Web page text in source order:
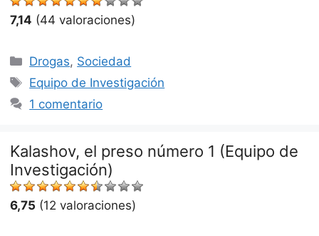
7,14 (44 valoraciones)
Categorías
Drogas, Sociedad
Etiquetas
Equipo de Investigación
1 comentario
Kalashov, el preso número 1 (Equipo de
Investigación)
6,75 (12 valoraciones)